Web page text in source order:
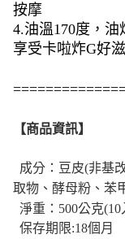
按摩
4.油溫170度，
享受卡啦炸G好
【商品資訊】
成分： 豆皮(非基
取物、酵母粉、苯
淨重：500公克(10
保存期限:18個月